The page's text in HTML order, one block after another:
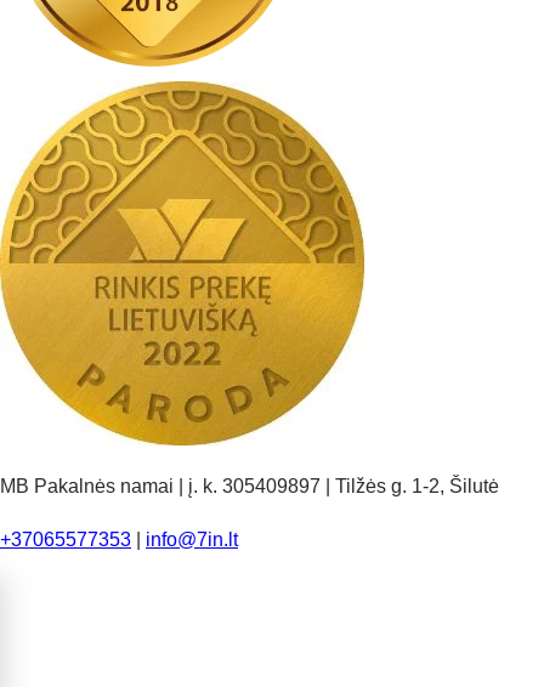
MB Pakalnės namai | į. k. 305409897 | Tilžės g. 1-2, Šilutė
+37065577353 info@7in.lt